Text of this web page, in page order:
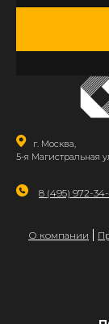
г. Москва,
5-я Магистральная
8 (495) 972-
О компании